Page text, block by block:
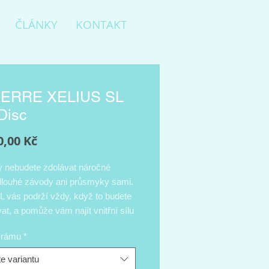
ČLÁNKY KONTAKT
XELIUS SL
KčCena
nebudete zdolávat náročné
závody ani průsmyky sami.
vás podrží vždy, když to budete
a pomůže vám najít vnitřní sílu
to vzdali. Lapierre Xelius SL
tuhý a zároveň velmi
*
variantu